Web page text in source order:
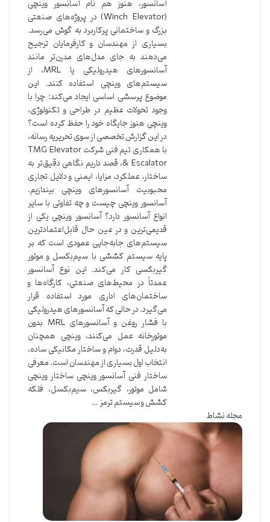
آسانسور، هنوز هم نام آسانسور وینچی
(Winch Elevator) در پروژه‌های صنعتی
بزرگ و ساختمانی پرکاربرد به گوش می‌رسد.
بسیاری از مهندسان و کارفرمایان ترجیح
می‌دهند به جای مدل‌های مدرن‌تر مانند
آسانسورهای هیدرولیکی یا MRL، از
سیستم‌های وینچی استفاده کنند. این
موضوع پرسشی اساسی ایجاد می‌کند: چرا با
وجود تحولات عظیم در طراحی و تکنولوژی،
وینچی هنوز جایگاه خود را حفظ کرده است؟
در این گزارش تخصصی از سوی تحریریه رسانه،
با همکاری تیم فنی شرکت TMG Elevator
& Escalator، قصد داریم نگاهی دقیق‌تر به
ساختار، عملکرد، مزایا، ایمنی و دلایل تجاری
محبوبیت آسانسورهای وینچی بیندازیم.
آسانسور وینچی چیست و چه تفاوتی با سایر
انواع آسانسور دارد؟ آسانسور وینچی یکی از
قدیمی‌ترین و در عین حال قابل‌اعتمادترین
سیستم‌های جابه‌جایی عمودی است که بر
پایه سیستم کششی با سیم‌بکسل و موتور
گیربکسی کار می‌کند. این نوع آسانسور
عمدتاً در محیط‌های صنعتی، کارگاه‌ها و
ساختمان‌های اداری مورد استفاده قرار
می‌گیرد. در حالی که آسانسورهای هیدرولیکی
با فشار روغن و آسانسورهای MRL بدون
موتورخانه عمل می‌کنند، وینچی همچنان
به‌دلیل قدرت، دوام و ساختار مکانیکی ساده،
انتخاب اول بسیاری از مهندسان است. معرفی
ساختار فنی آسانسور وینچی ساختار وینچی
شامل موتور، گیربکس، سیم‌بکسل، فلکه
کشش و سیستم ترمز …
مجله نشاط